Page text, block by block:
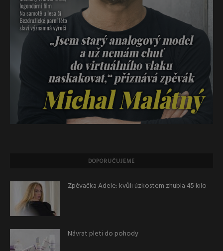
DOPORUČUJEME
Zpěvačka Adele: kvůli úzkostem zhubla 45 kilo
Návrat pleti do pohody